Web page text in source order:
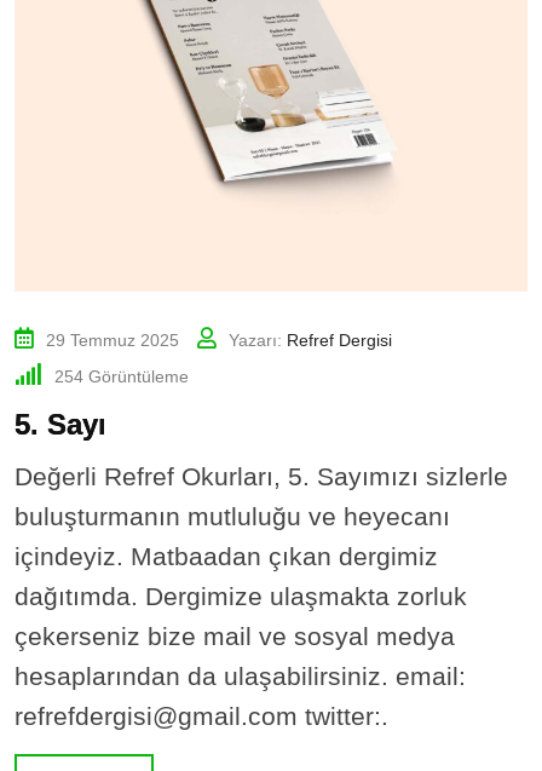
29 Temmuz 2025 Yazarı: Refref Dergisi
254 Görüntüleme
5. Sayı
Değerli Refref Okurları, 5. Sayımızı sizlerle
buluşturmanın mutluluğu ve heyecanı
içindeyiz. Matbaadan çıkan dergimiz
dağıtımda. Dergimize ulaşmakta zorluk
çekerseniz bize mail ve sosyal medya
hesaplarından da ulaşabilirsiniz. email:
refrefdergisi@gmail.com twitter:.